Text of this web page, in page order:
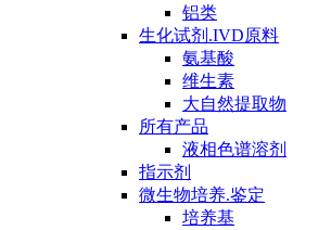
铝类
生化试剂.IVD原料
氨基酸
维生素
大自然提取物
所有产品
液相色谱溶剂
指示剂
微生物培养.鉴定
培养基